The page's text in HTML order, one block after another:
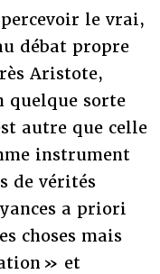
le vrai,
débat propre
Aristote,
quelque sorte
autre que celle
instrument
de vérités
a priori
choses mais
» et